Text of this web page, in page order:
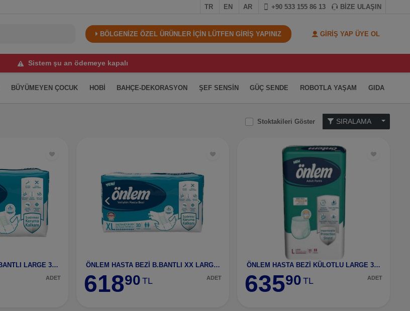
TR EN AR +90 533 155 86 13 BİZE ULAŞIN
BÖLGENİZE ÖZEL ÜRÜNLER İÇİN LÜTFEN GİRİŞ YAPINIZ GİRİŞ YAP ÜYE OL
Sistem şu an ödemeye kapalı
BÜYÜMEYEN ÇOCUK HOBİ BAHÇE-DEKORASYON ŞEF SENSİN GÜÇ SENDE ROBOTLA YAŞAM GIDA
Stoktakileri Göster
ÖNLEM HASTA BEZİ B.BANTLI LARGE 30 LU
ADET
ÖNLEM HASTA BEZİ B.BANTLI XX LARGE 30 LU
61890 TL ADET
ÖNLEM HASTA BEZİ KÜLOTLU LARGE 30 LU
63590 TL ADET